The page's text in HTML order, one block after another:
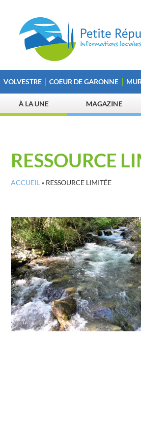
VOLVESTRE COEUR DE GARONNE
À LA UNE MAGAZINE
RESSOURCE
ACCUEIL » RESSOURCE LIMITÉE